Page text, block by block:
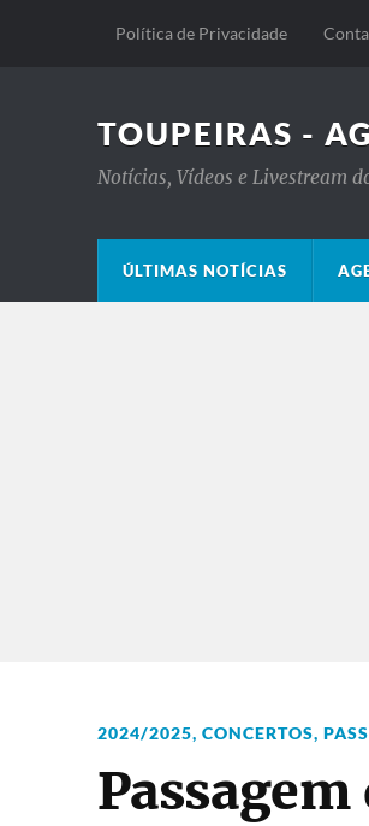
Política de Privacidade
TOUPEIRAS -
Notícias, Vídeos e Livestream
ÚLTIMAS NOTÍCIAS
2024/2025, CONCERTOS,